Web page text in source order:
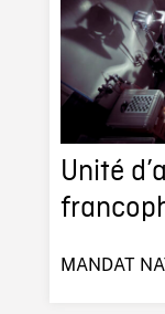
Unité
MANDAT